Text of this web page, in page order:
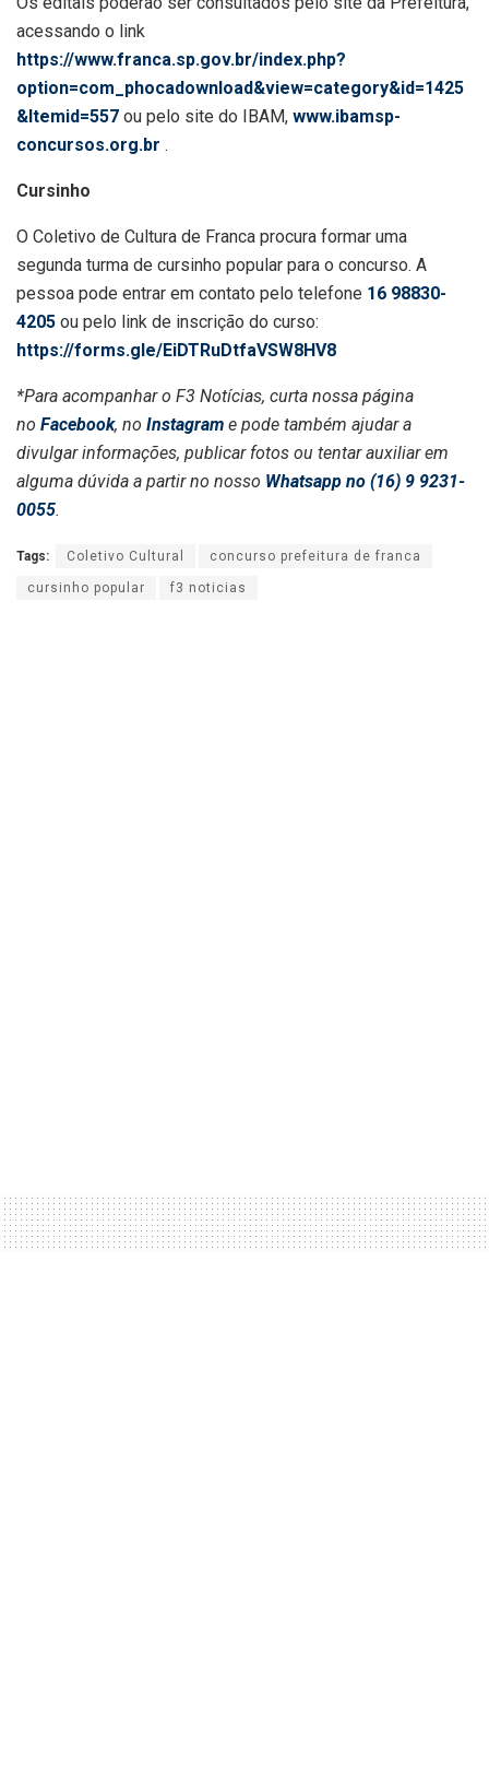
acessando o link
https://www.franca.sp.gov.br/index.php?
option=com_phocadownload&view=category&id=1425
&Itemid=557 ou pelo site do IBAM, www.ibamsp-
concursos.org.br .
Cursinho
O Coletivo de Cultura de Franca procura formar uma
segunda turma de cursinho popular para o concurso. A
pessoa pode entrar em contato pelo telefone 16 98830-
4205 ou pelo link de inscrição do curso:
https://forms.gle/EiDTRuDtfaVSW8HV8
*Para acompanhar o F3 Notícias, curta nossa página
no Facebook, no Instagram e pode também ajudar a
divulgar informações, publicar fotos ou tentar auxiliar em
alguma dúvida a partir no nosso Whatsapp no (16) 9 9231-
0055.
Tags: Coletivo Cultural concurso prefeitura de franca
cursinho popular f3 noticias